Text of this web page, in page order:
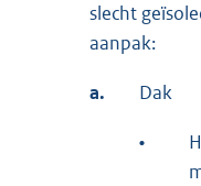
slecht
aanpak:
a. Dak
•